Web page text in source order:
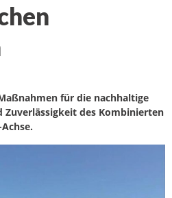
für die nachhaltige
Zuverlässigkeit des Kombinierten